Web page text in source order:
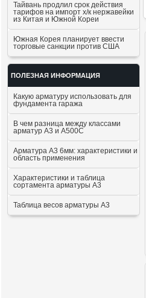
Тайвань продлил срок действия
тарифов на импорт х/к нержавейки
из Китая и Южной Кореи
Южная Корея планирует ввести
торговые санкции против США
ПОЛЕЗНАЯ ИНФОРМАЦИЯ
Какую арматуру использовать для
фундамента гаража
В чем разница между классами
арматур А3 и А500С
Арматура А3 6мм: характеристики и
область применения
Характеристики и таблица
сортамента арматуры А3
Таблица весов арматуры А3